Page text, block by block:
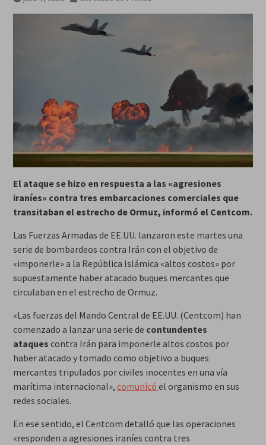
El ataque se hizo en respuesta a las «agresiones
iraníes» contra tres embarcaciones comerciales que
transitaban el estrecho de Ormuz, informó el Centcom.
Las Fuerzas Armadas de EE.UU. lanzaron este martes una
serie de bombardeos contra Irán con el objetivo de
«imponerle» a la República Islámica «altos costos» por
supuestamente haber atacado buques mercantes que
circulaban en el estrecho de Ormuz.
«Las fuerzas del Mando Central de EE.UU. (Centcom) han
comenzado a lanzar una serie de contundentes
ataques contra Irán para imponerle altos costos por
haber atacado y tomado como objetivo a buques
mercantes tripulados por civiles inocentes en una vía
marítima internacional», comunicó el organismo en sus
redes sociales.
En ese sentido, el Centcom detalló que las operaciones
«responden a agresiones iraníes contra tres